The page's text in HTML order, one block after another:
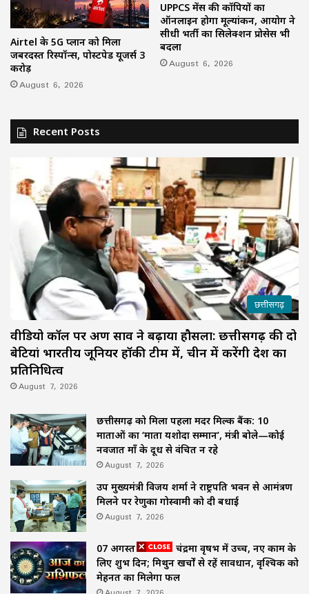
Airtel के 5G प्लान को मिला
जबरदस्त रिस्पॉन्स, पोस्टपेड यूजर्स 3
करोड़
August 6, 2026
UPPCS मेंस की कॉपियों का
ऑनलाइन होगा मूल्यांकन, आयोग ने
सीधी भर्ती का सिलेक्शन प्रोसेस भी
बदला
August 6, 2026
Recent Posts
छत्तीसगढ़
वीडियो कॉल पर अरुण साव ने बढ़ाया हौसला: छत्तीसगढ़ की दो
बेटियां भारतीय जूनियर हॉकी टीम में, चीन में करेंगी देश का
प्रतिनिधित्व
August 7, 2026
छत्तीसगढ़ को मिला पहला मदर मिल्क बैंक: 10
माताओं का ‘माता यशोदा सम्मान’, मंत्री बोले—कोई
नवजात माँ के दूध से वंचित न रहे
August 7, 2026
उप मुख्यमंत्री विजय शर्मा ने राष्ट्रपति भवन से आमंत्रण
मिलने पर रेणुका गोस्वामी को दी बधाई
August 7, 2026
07 अगस्त राशिफल: चंद्रमा वृषभ में उच्च, नए काम के
लिए शुभ दिन; मिथुन खर्चों से रहें सावधान, वृश्चिक को
मेहनत का मिलेगा फल